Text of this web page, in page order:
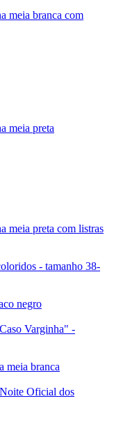
meia branca com
meia preta
meia preta com listras
- tamanho 38-
negro
Varginha" -
meia branca
Oficial dos